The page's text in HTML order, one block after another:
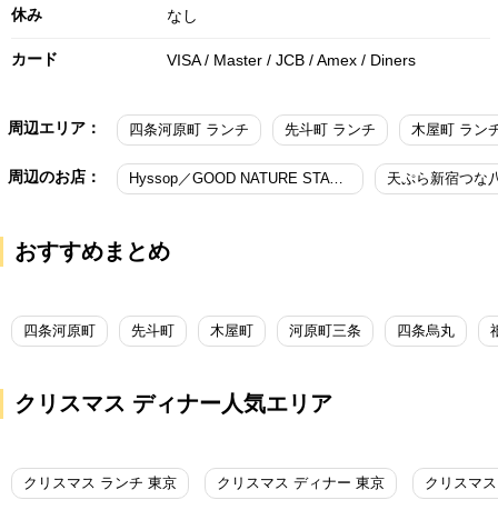
休み なし
カード VISA / Master / JCB / Amex / Diners
周辺エリア： 四条河原町 ランチ 先斗町 ランチ 木屋町 ラン
周辺のお店： Hyssop／GOOD NATURE STATION 天ぷら新宿つな
おすすめまとめ
四条河原町 先斗町 木屋町 河原町三条 四条烏丸
クリスマス ディナー人気エリア
クリスマス ランチ 東京 クリスマス ディナー 東京 クリスマ